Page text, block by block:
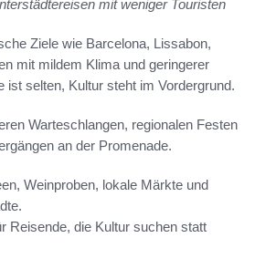
mit weniger Touristen
Ziele wie Barcelona, Lissabon,
mit mildem Klima und geringerer
ist selten, Kultur steht im Vordergrund.
Warteschlangen, regionalen Festen
an der Promenade.
Weinproben, lokale Märkte und
Reisende, die Kultur suchen statt